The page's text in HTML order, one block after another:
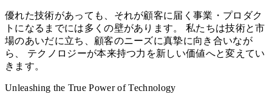
優れた技術があっても、それが顧客に届く事業・プロダク
トになるまでには多くの壁があります。 私たちは技術と市
場のあいだに立ち、顧客のニーズに真摯に向き合いなが
ら、 テクノロジーが本来持つ力を新しい価値へと変えてい
きます。
Unleashing the True Power of Technology